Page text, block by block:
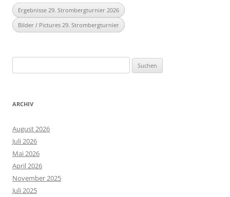
Ergebnisse 29. Strombergturnier 2026
Bilder / Pictures 29. Strombergturnier
nach:
ARCHIV
August 2026
Juli 2026
Mai 2026
April 2026
November 2025
Juli 2025